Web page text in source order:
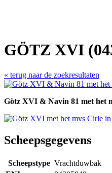
GÖTZ XVI
« terug naar de zoekresultaten
Götz XVI & Navin 81 met het
Scheepsgegevens
Scheepstype Vrachtduwbak